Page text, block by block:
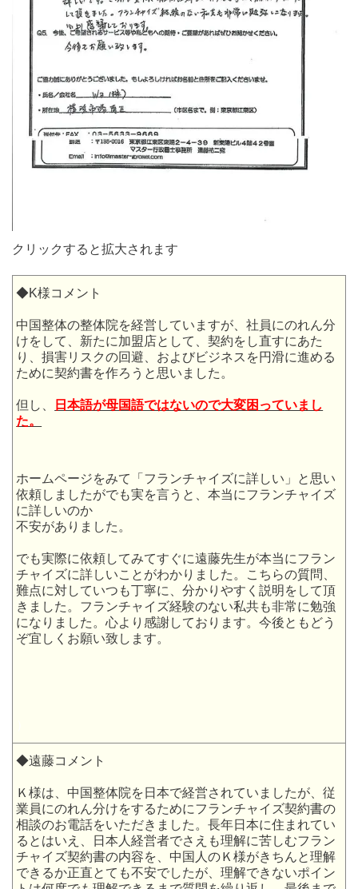
クリックすると拡大されます
◆K様コメント
中国整体の整体院を経営していますが、社員にのれん分
けをして、新たに加盟店として、契約をし直すにあた
り、損害リスクの回避、およびビジネスを円滑に進める
ために契約書を作ろうと思いました。
但し、 日本語が母国語ではないので大変困っていまし
た。
ホームページをみて「フランチャイズに詳しい」と思い
依頼しましたがでも実を言うと、本当にフランチャイズ
に詳しいのか
不安がありました。
でも実際に依頼してみてすぐに遠藤先生が本当にフラン
チャイズに詳しいことがわかりました。こちらの質問、
難点に対していつも丁寧に、分かりやすく説明をして頂
きました。フランチャイズ経験のない私共も非常に勉強
になりました。心より感謝しております。今後ともどう
ぞ宜しくお願い致します。
◆遠藤コメント
Ｋ様は、中国整体院を日本で経営されていましたが、従
業員にのれん分けをするためにフランチャイズ契約書の
相談のお電話をいただきました。長年日本に住まれてい
るとはいえ、日本人経営者でさえも理解に苦しむフラン
チャイズ契約書の内容を、中国人のＫ様がきちんと理解
できるか正直とても不安でしたが、理解できないポイン